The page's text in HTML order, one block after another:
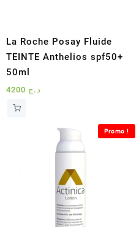
La Roche Posay Fluide
TEINTE Anthelios spf50+
50ml
د.ج
Promo !